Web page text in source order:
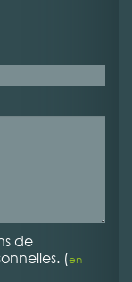
de
(en